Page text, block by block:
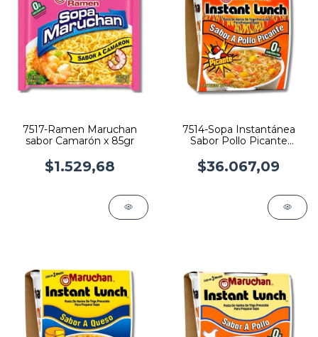
7517-Ramen Maruchan
sabor Camarón x 85gr
$1.529,68
7514-Sopa Instantánea
Sabor Pollo Picante
$36.067,09